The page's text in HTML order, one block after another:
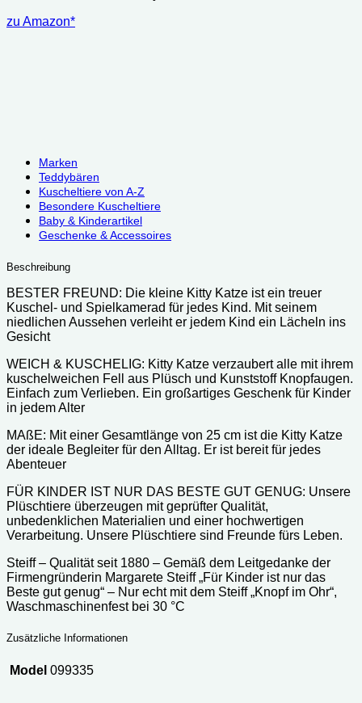
zu Amazon*
Marken
Teddybären
Kuscheltiere von A-Z
Besondere Kuscheltiere
Baby & Kinderartikel
Geschenke & Accessoires
Beschreibung
BESTER FREUND: Die kleine Kitty Katze ist ein treuer
Kuschel- und Spielkamerad für jedes Kind. Mit seinem
niedlichen Aussehen verleiht er jedem Kind ein Lächeln ins
Gesicht
WEICH & KUSCHELIG: Kitty Katze verzaubert alle mit ihrem
kuschelweichen Fell aus Plüsch und Kunststoff Knopfaugen.
Einfach zum Verlieben. Ein großartiges Geschenk für Kinder
in jedem Alter
MAßE: Mit einer Gesamtlänge von 25 cm ist die Kitty Katze
der ideale Begleiter für den Alltag. Er ist bereit für jedes
Abenteuer
FÜR KINDER IST NUR DAS BESTE GUT GENUG: Unsere
Plüschtiere überzeugen mit geprüfter Qualität,
unbedenklichen Materialien und einer hochwertigen
Verarbeitung. Unsere Plüschtiere sind Freunde fürs Leben.
Steiff – Qualität seit 1880 – Gemäß dem Leitgedanke der
Firmengründerin Margarete Steiff „Für Kinder ist nur das
Beste gut genug“ – Nur echt mit dem Steiff „Knopf im Ohr“,
Waschmaschinenfest bei 30 °C
Zusätzliche Informationen
Model 099335